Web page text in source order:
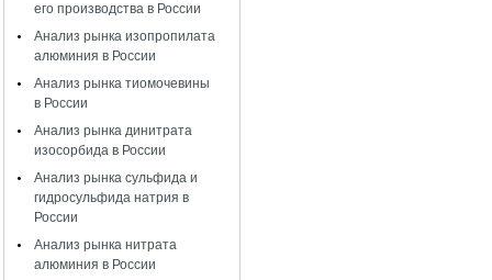
его производства в России
Анализ рынка изопропилата
алюминия в России
Анализ рынка тиомочевины
в России
Анализ рынка динитрата
изосорбида в России
Анализ рынка сульфида и
гидросульфида натрия в
России
Анализ рынка нитрата
алюминия в России